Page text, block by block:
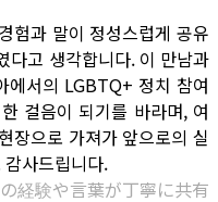
험과 말이 정성스럽게 공유
다고 생각합니다. 이 만남과
에서의 LGBTQ+ 정치 참여
걸음이 되기를 바라며, 여
장으로 가져가 앞으로의 실
사드립니다.
経験や言葉が丁寧に共有